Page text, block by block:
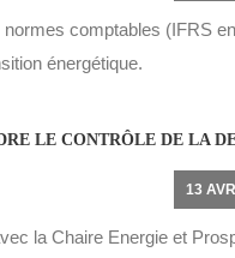
comptables (IFRS
énergétique.
LE CONTRÔLE DE LA
13
la Chaire Energie et